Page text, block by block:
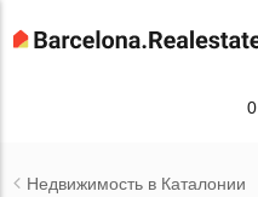
0
Недвижимость в Каталонии